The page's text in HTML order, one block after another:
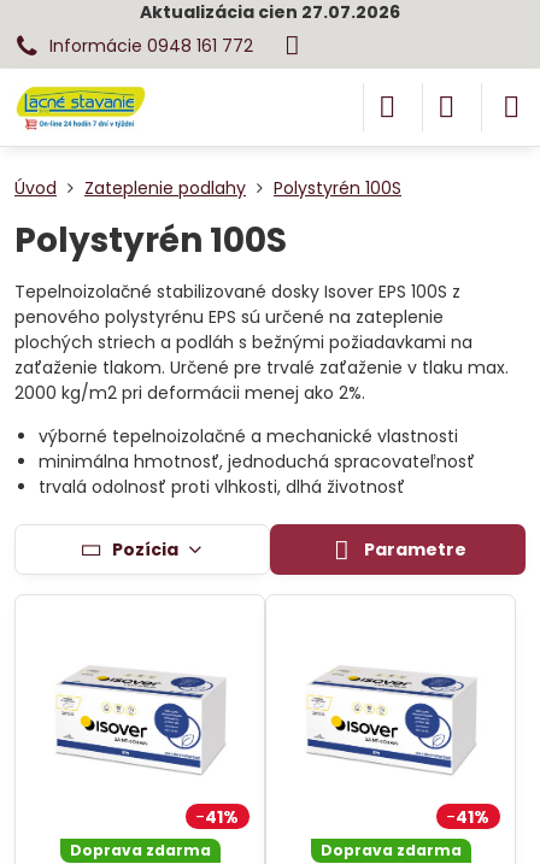
Aktualizácia cien 27.07.2026
Informácie 0948 161 772
Úvod Zateplenie podlahy Polystyrén 100S
Polystyrén 100S
Tepelnoizolačné stabilizované dosky Isover EPS 100S z
penového polystyrénu EPS sú určené na zateplenie
plochých striech a podláh s bežnými požiadavkami na
zaťaženie tlakom. Určené pre trvalé zaťaženie v tlaku max.
2000 kg/m2 pri deformácii menej ako 2%.
výborné tepelnoizolačné a mechanické vlastnosti
minimálna hmotnosť, jednoduchá spracovateľnosť
trvalá odolnosť proti vlhkosti, dlhá životnosť
Pozícia Parametre
41%
Doprava zdarma
41%
Doprava zdarma